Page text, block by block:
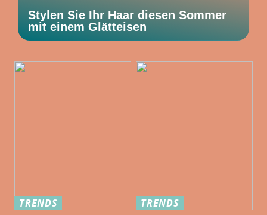
Stylen Sie Ihr Haar diesen Sommer
mit einem Glätteisen
TRENDS TRENDS